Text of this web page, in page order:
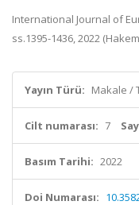
International Journal of
ss.1395-1436, 2022
Yayın Türü: Makale /
Cilt numarası: 7
Basım Tarihi: 2022
Doi Numarası: